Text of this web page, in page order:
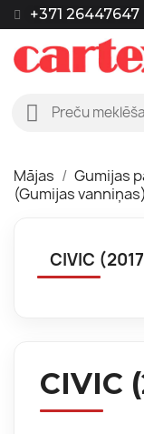
+371 26447647
Mājas Gumijas
(Gumijas vanniņas)
CIVIC
CIVIC